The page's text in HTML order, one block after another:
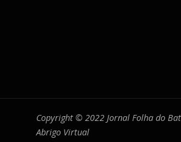
Copyright © 2022 Jornal Folha do
Abrigo Virtual